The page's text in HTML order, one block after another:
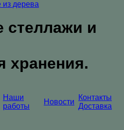
стеллажи и
хранения.
Наши
работы
Новости
Контакты
Доставка